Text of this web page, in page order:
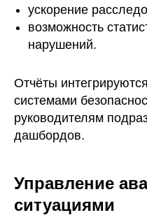
ускорение
возможность
нарушений.
Отчёты
системами
руководителям
дашбордов.
Управление
ситуациями